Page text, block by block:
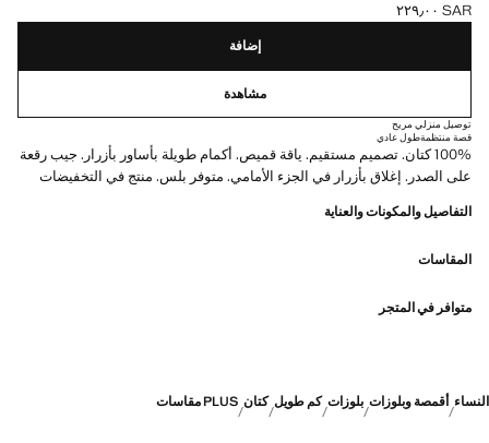
السعر الحالي [SAR ٢٢٩٫٠٠ ]
SAR ٢٢٩٫٠٠
إضافة
مشاهدة
توصيل منزلي مريح
قصة منتظمةطول عادي
100% كتان. تصميم مستقيم. ياقة قميص. أكمام طويلة بأساور بأزرار. جيب رقعة
على الصدر. إغلاق بأزرار في الجزء الأمامي. متوفر بلس. منتج في التخفيضات
التفاصيل والمكونات والعناية
المقاسات
متوافر في المتجر
النساء أقمصة وبلوزات بلوزات كم طويل كتان PLUS مقاسات